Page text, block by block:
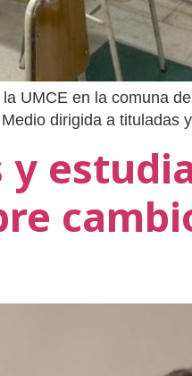
UMCE en la comuna
dirigida a tituladas
y